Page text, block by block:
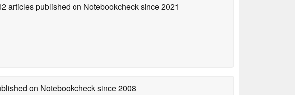
articles published on Notebookchecksince 2021
on Notebookchecksince 2008